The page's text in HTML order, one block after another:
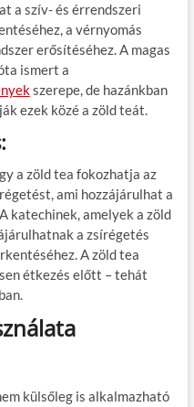
a szív- és érrendszeri
a vérnyomás
erősítéséhez. A magas
ismert a
szerepe, de hazánkban
ezek közé a zöld teát.
a zöld tea fokozhatja az
ami hozzájárulhat a
katechinek, amelyek a zöld
a zsírégetés
A zöld tea
étkezés előtt – tehát
külsőleg is alkalmazható